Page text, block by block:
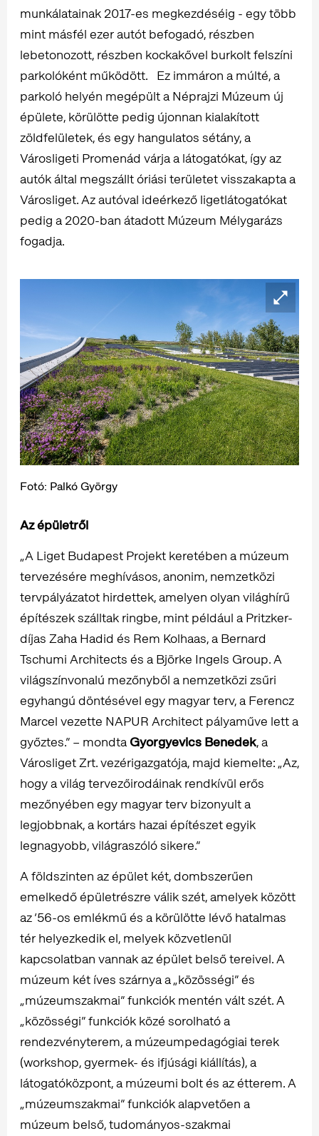
munkálatainak 2017-es megkezdéséig - egy több
mint másfél ezer autót befogadó, részben
lebetonozott, részben kockakővel burkolt felszíni
parkolóként működött. Ez immáron a múlté, a
parkoló helyén megépült a Néprajzi Múzeum új
épülete, körülötte pedig újonnan kialakított
zöldfelületek, és egy hangulatos sétány, a
Városligeti Promenád várja a látogatókat, így az
autók által megszállt óriási területet visszakapta a
Városliget. Az autóval ideérkező ligetlátogatókat
pedig a 2020-ban átadott Múzeum Mélygarázs
fogadja.
Fotó: Palkó György
Az épületről
„A Liget Budapest Projekt keretében a múzeum
tervezésére meghívásos, anonim, nemzetközi
tervpályázatot hirdettek, amelyen olyan világhírű
építészek szálltak ringbe, mint például a Pritzker-
díjas Zaha Hadid és Rem Kolhaas, a Bernard
Tschumi Architects és a Björke Ingels Group. A
világszínvonalú mezőnyből a nemzetközi zsűri
egyhangú döntésével egy magyar terv, a Ferencz
Marcel vezette NAPUR Architect pályaműve lett a
győztes.” – mondtaGyorgyevics Benedek, a
Városliget Zrt. vezérigazgatója, majd kiemelte: „Az,
hogy a világ tervezőirodáinak rendkívül erős
mezőnyében egy magyar terv bizonyult a
legjobbnak, a kortárs hazai építészet egyik
legnagyobb, világraszóló sikere.”
A földszinten az épület két, dombszerűen
emelkedő épületrészre válik szét, amelyek között
az ’56-os emlékmű és a körülötte lévő hatalmas
tér helyezkedik el, melyek közvetlenül
kapcsolatban vannak az épület belső tereivel. A
múzeum két íves szárnya a „közösségi” és
„múzeumszakmai” funkciók mentén vált szét. A
„közösségi” funkciók közé sorolható a
rendezvényterem, a múzeumpedagógiai terek
(workshop, gyermek- és ifjúsági kiállítás), a
látogatóközpont, a múzeumi bolt és az étterem. A
„múzeumszakmai” funkciók alapvetően a
múzeum belső, tudományos-szakmai